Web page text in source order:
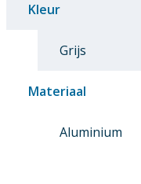
Kleur
Grijs
Materiaal
Aluminium